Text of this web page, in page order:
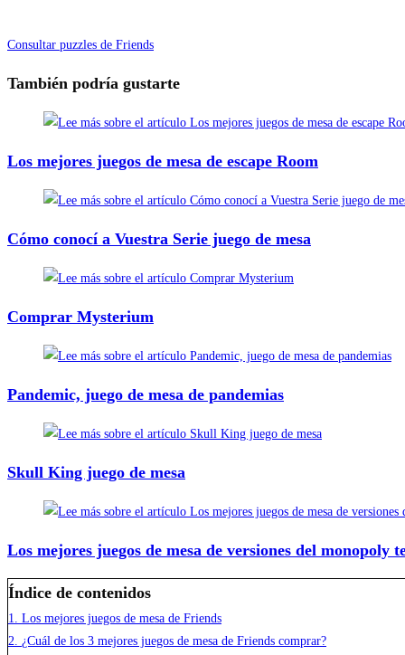
Consultar puzzles de Friends
También podría gustarte
Los mejores juegos de mesa de escape Room
Cómo conocí a Vuestra Serie juego de mesa
Comprar Mysterium
Pandemic, juego de mesa de pandemias
Skull King juego de mesa
Los mejores juegos de mesa de versiones del monopoly
Índice de contenidos
1.
Los mejores juegos de mesa de Friends
2.
¿Cuál de los 3 mejores juegos de mesa de Friends comprar?